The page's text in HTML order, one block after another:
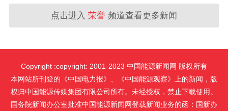
点击进入 荣誉 频道查看更多新闻
Copyright :copyright: 2001-2023 中国能源新闻网 版权所有
本网站所刊登的《中国电力报》、《中国能源观察》上的新闻，版
权归中国能源传媒集团有限公司所有。未经授权，禁止下载使用。
国务院新闻办公室批准中国能源新闻网登载新闻业务的函：国新办